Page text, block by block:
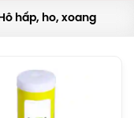
hấp, ho, xoang